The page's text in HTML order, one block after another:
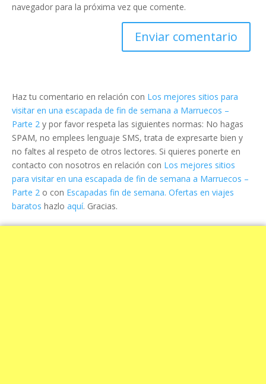
navegador para la próxima vez que comente.
Haz tu comentario en relación con Los mejores sitios para
visitar en una escapada de fin de semana a Marruecos –
Parte 2 y por favor respeta las siguientes normas: No hagas
SPAM, no emplees lenguaje SMS, trata de expresarte bien y
no faltes al respeto de otros lectores. Si quieres ponerte en
contacto con nosotros en relación con Los mejores sitios
para visitar en una escapada de fin de semana a Marruecos –
Parte 2 o con Escapadas fin de semana. Ofertas en viajes
baratos hazlo aquí. Gracias.